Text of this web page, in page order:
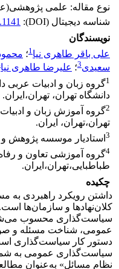
نوع مقاله: علمی
شناسه دیجیتال (DOI):
نویسندگان
علی باقر طاهری نیا1؛
سعیدی3؛ علیرضا طاهری نیا
1گروه زبان و ادبیات عربی
دانشگاه تهران، تهران،‌ایران.
2گروه آموزش زبان و
تهران،‌تهران، ایران.
3 استادیار موسسه پژوهش
4گروه آموزشی تعاون و
طباطبایی،‌تهران،‌ایران.
چکیده
داشتن رویکرد راهبردی به
کلان‌نهادها و سازمان‌ها
سیاست‌گذاری محسوب
عمومی، شناخت مسئله و
دستور کار سیاست‌گذاری
سیاست‌گذاری عمومی به
نظام مسائل» به‌عنوان